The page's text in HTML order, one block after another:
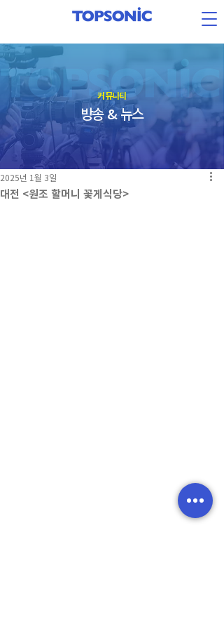
​커뮤니티
방송 & 뉴스
대전 <원조 할머니 꽃게식당>
2025년 1월 3일